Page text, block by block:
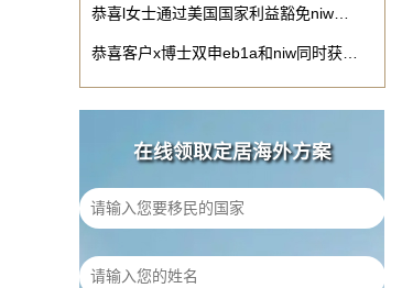
恭喜l女士通过美国国家利益豁免niw…
恭喜客户x博士双申eb1a和niw同时获…
在线领取定居海外方案